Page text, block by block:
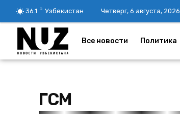
36.1 C Узбекистан Четверг, 6 августа, 2026
Все новости Политика
ГСМ